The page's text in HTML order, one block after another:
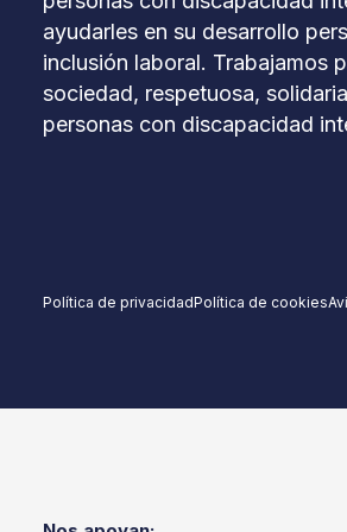
ayudarles en su desarrollo
inclusión laboral. Trabajamos
sociedad, respetuosa,
personas con discapacidad
Política de privacidadPolítica de cookies